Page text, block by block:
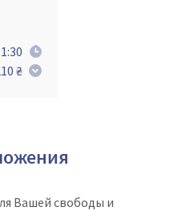
₴
Вашей свободы и